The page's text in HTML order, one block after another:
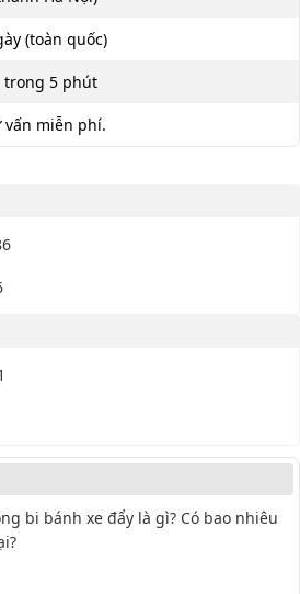
(toàn quốc)
trong 5 phút
vấn miễn phí.
bi bánh xe đẩy là gì? Có bao nhiêu